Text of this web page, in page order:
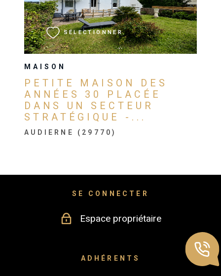
MAISON
PETITE MAISON DES
ANNÉES 30 PLACÉE
DANS UN SECTEUR
STRATÉGIQUE -...
AUDIERNE (29770)
SÉLECTIONNER
VOIR LE BIEN
SE CONNECTER
Espace propriétaire
ADHÉRENTS